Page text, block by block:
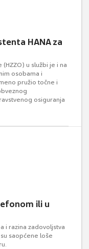
HANA za
u službi je i na
osobama i
pružio točne i
osiguranja
ili u
i razina zadovoljstva
saopćene loše